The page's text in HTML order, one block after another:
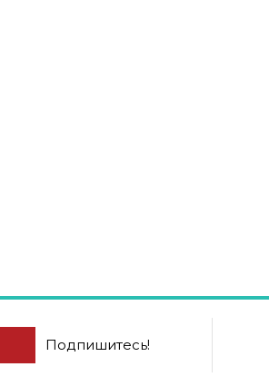
Подпишитесь!